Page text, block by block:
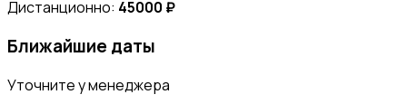
Дистанционно: 45000 ₽
Ближайшие даты
Уточните у менеджера